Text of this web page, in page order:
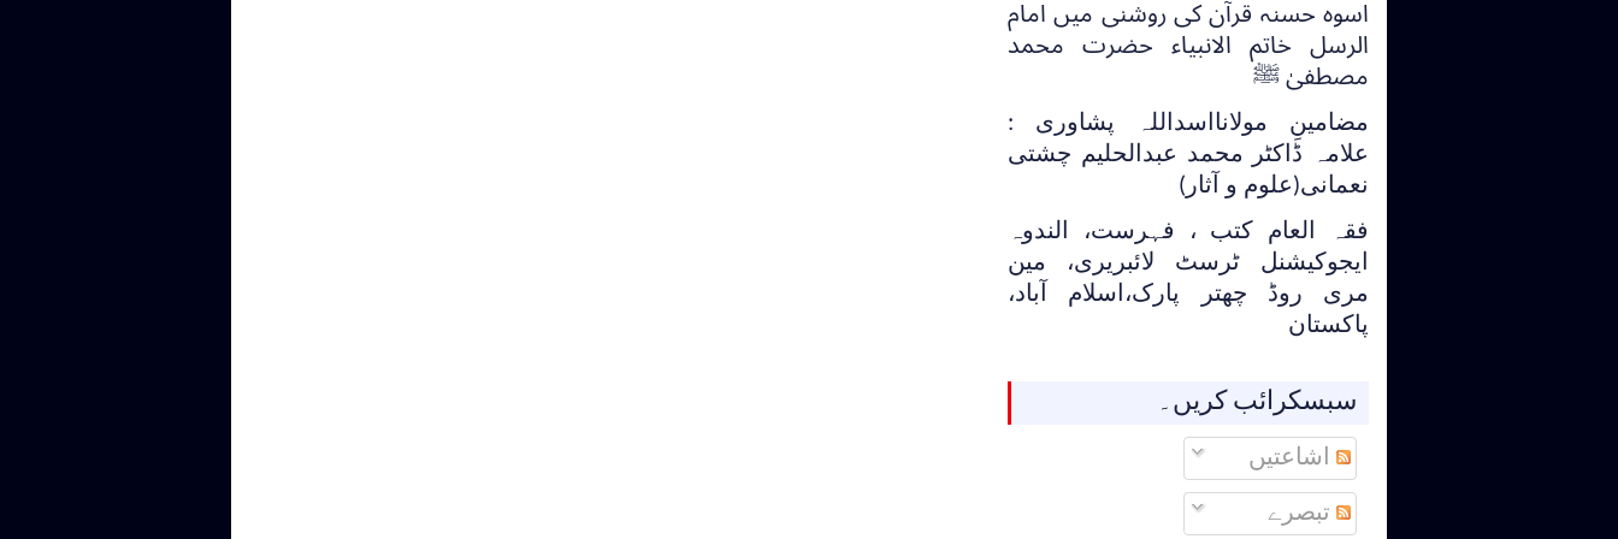
اسوہ حسنہ قرآن کی روشنی میں امام
الرسل خاتم الانبیاء حضرت محمد
مصطفیٰ ﷺ
مضامینِ مولانااسداللہ پشاوری :
علامہ ڈاکٹر محمد عبدالحلیم چشتی
نعمانی(علوم و آثار)
فقہ العام کتب ، فہرست، الندوہ
ایجوکیشنل ٹرسٹ لائبریری، مین
مری روڈ چھتر پارک،اسلام آباد،
پاکستان
سبسکرائب کریں۔
اشاعتیں
تبصرے